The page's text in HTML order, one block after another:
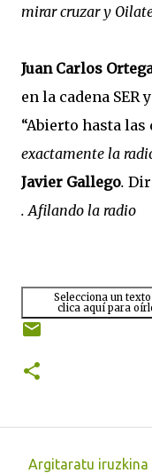
mirar cruzar y
Juan Carlos
en la cadena SER
“Abierto hasta las
exactamente la
Javier Gallego.
. Afilando la radio
Selecciona un
clica aquí para
Argitaratu iruzkina